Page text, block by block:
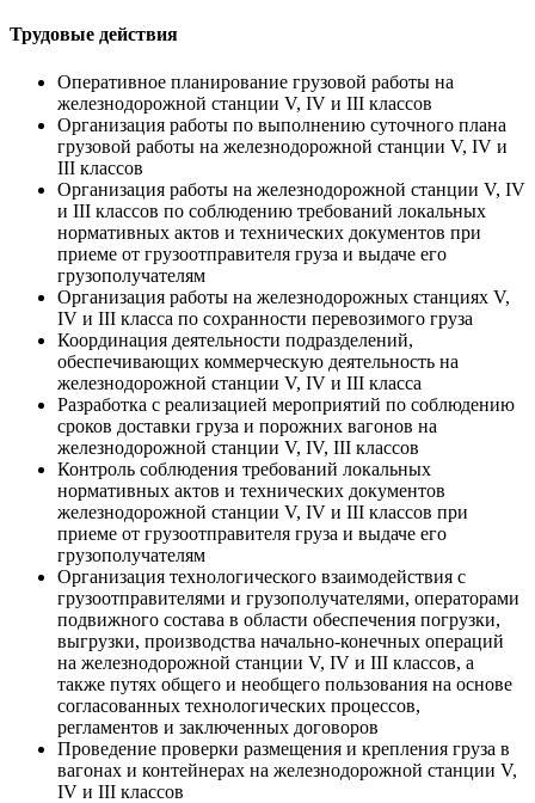
Трудовые действия
Оперативное планирование грузовой работы на
железнодорожной станции V, IV и III классов
Организация работы по выполнению суточного плана
грузовой работы на железнодорожной станции V, IV и
III классов
Организация работы на железнодорожной станции V, IV
и III классов по соблюдению требований локальных
нормативных актов и технических документов при
приеме от грузоотправителя груза и выдаче его
грузополучателям
Организация работы на железнодорожных станциях V,
IV и III класса по сохранности перевозимого груза
Координация деятельности подразделений,
обеспечивающих коммерческую деятельность на
железнодорожной станции V, IV и III класса
Разработка с реализацией мероприятий по соблюдению
сроков доставки груза и порожних вагонов на
железнодорожной станции V, IV, III классов
Контроль соблюдения требований локальных
нормативных актов и технических документов
железнодорожной станции V, IV и III классов при
приеме от грузоотправителя груза и выдаче его
грузополучателям
Организация технологического взаимодействия с
грузоотправителями и грузополучателями, операторами
подвижного состава в области обеспечения погрузки,
выгрузки, производства начально-конечных операций
на железнодорожной станции V, IV и III классов, а
также путях общего и необщего пользования на основе
согласованных технологических процессов,
регламентов и заключенных договоров
Проведение проверки размещения и крепления груза в
вагонах и контейнерах на железнодорожной станции V,
IV и III классов